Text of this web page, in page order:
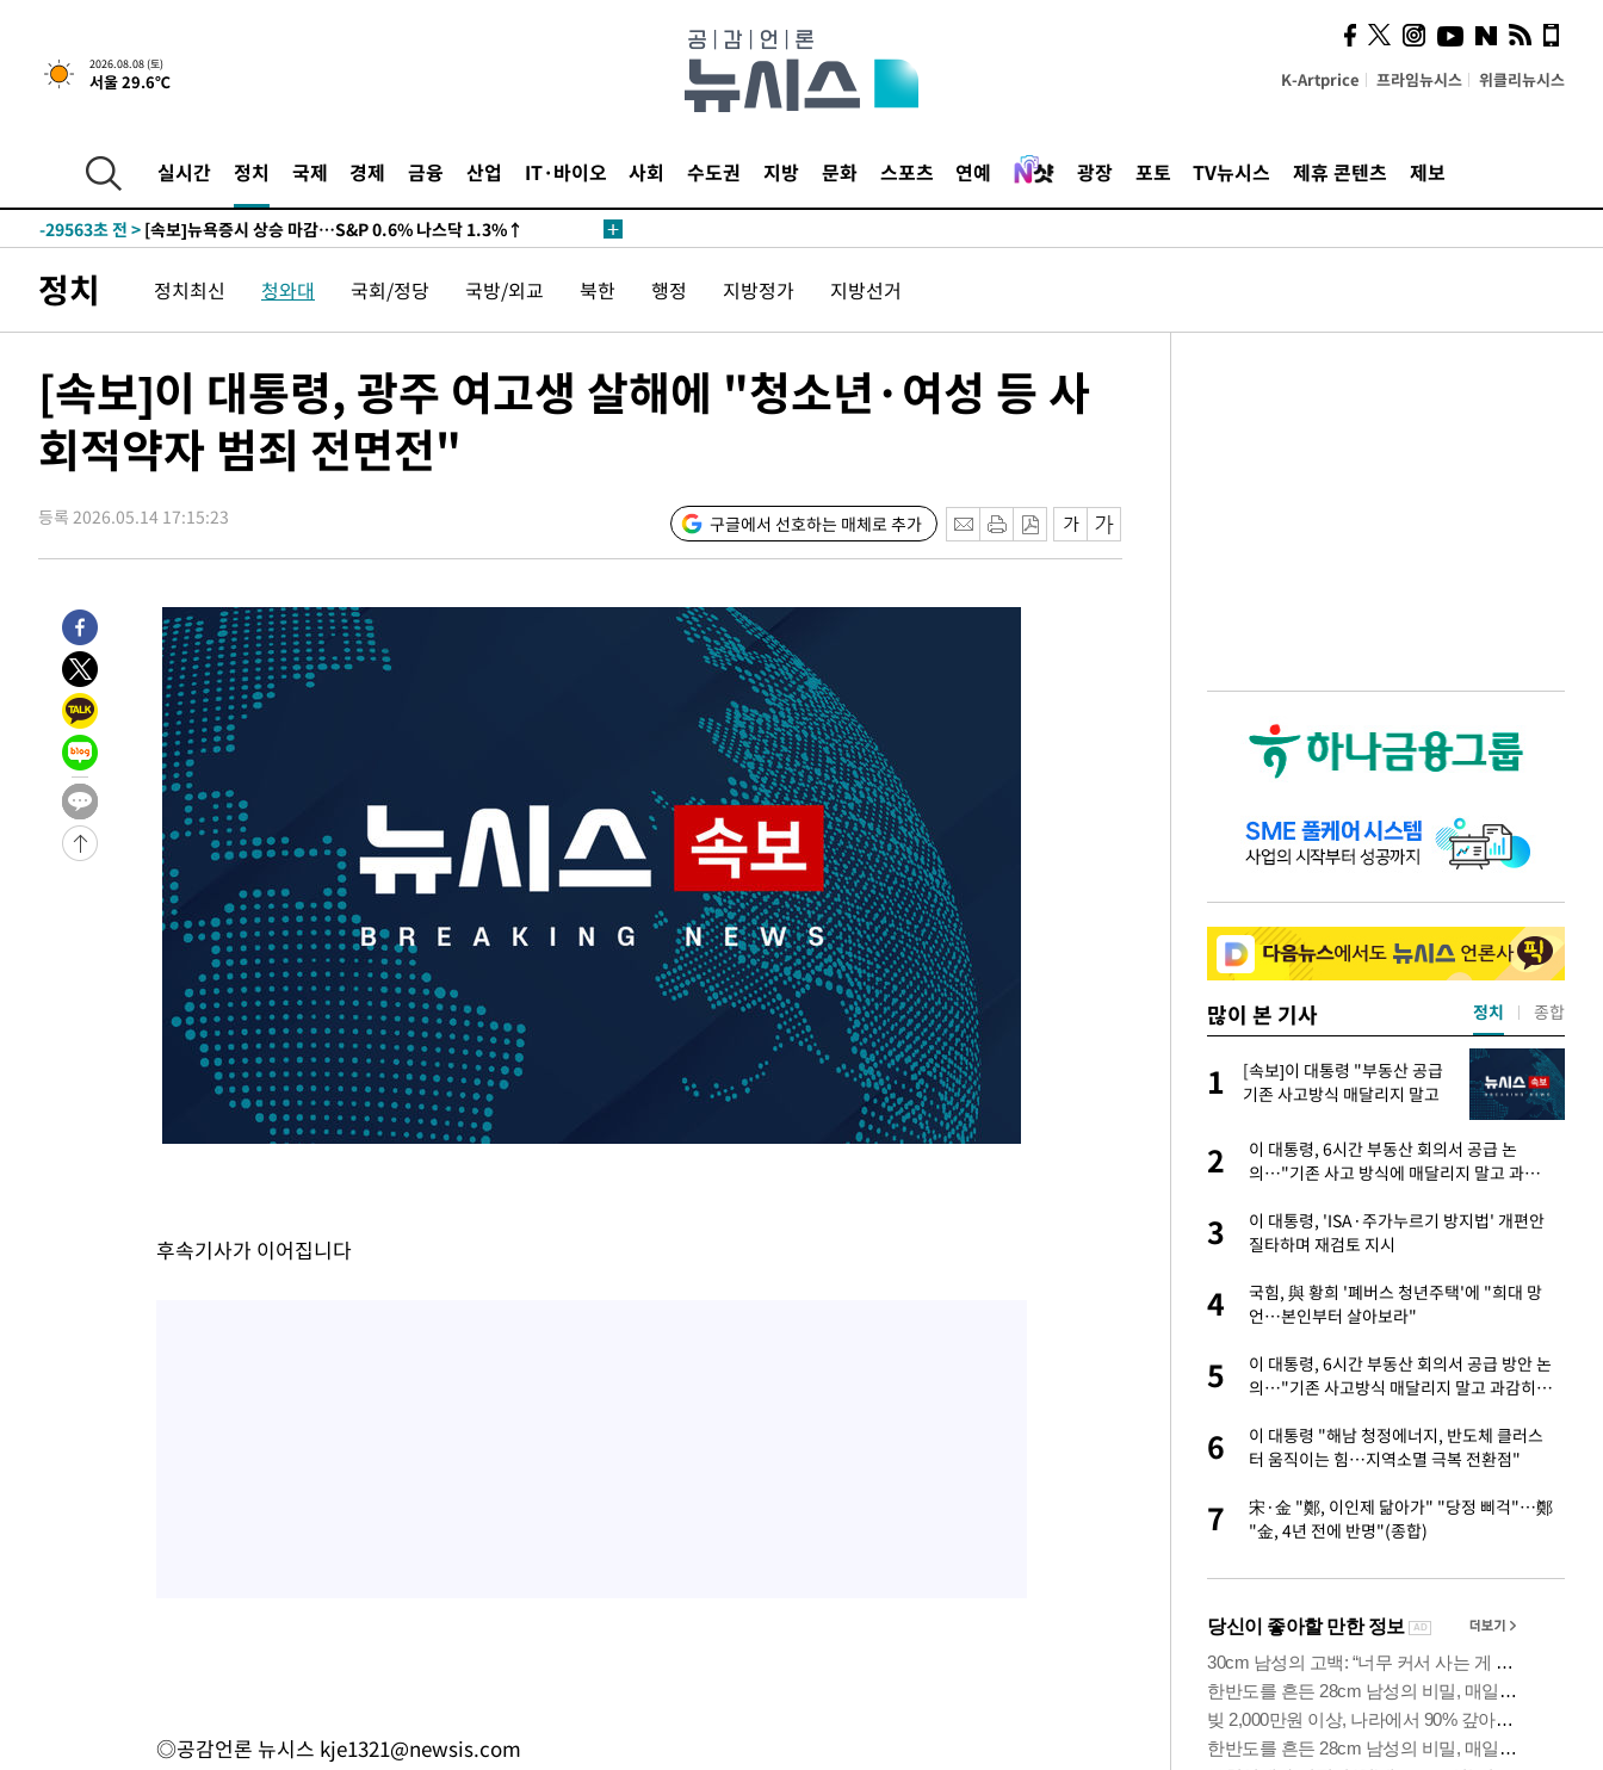
2026.08.08 (토)
서울 29.6℃ K-Artprice 프라임뉴시스 위클리뉴시스
실시간 정치 국제 경제 금융 산업 IT·바이오 사회 수도권 지방 문화 스포츠 연예 광장 포토 TV뉴시스 제휴 콘텐츠 제보
-29563초 전 > [속보]뉴욕증시 상승 마감…S&P 0.6% 나스닥 1.3%↑
정치 정치최신 청와대 국회/정당 국방/외교 북한 행정 지방정가 지방선거
[속보]이 대통령, 광주 여고생 살해에 "청소년·여성 등 사
회적약자 범죄 전면전"
등록 2026.05.14 17:15:23 구글에서 선호하는 매체로 추가
후속기사가 이어집니다
◎공감언론 뉴시스 kje1321@newsis.com
많이 본 기사
1
[단독]인천 부평구 아파트서
10대가 40대 친모 살해
'서준맘' 박세미, 연하 남자친구와 열애 "결혼
1
[속보]이 대통령 "부동산 공급
기존 사고방식 매달리지 말고
2
이 대통령, 6시간 부동산 회의서 공급 논
의…"기존 사고 방식에 매달리지 말고 과감
3
이 대통령, 'ISA·주가누르기 방지법' 개편안
질타하며 재검토 지시
4
국힘, 與 황희 '폐버스 청년주택'에 "희대 망
언…본인부터 살아보라"
5
이 대통령, 6시간 부동산 회의서 공급 방안 논
의…"기존 사고방식 매달리지 말고 과감히
6
이 대통령 "해남 청정에너지, 반도체 클러스
터 움직이는 힘…지역소멸 극복 전환점"
7
宋·金 "鄭, 이인제 닮아가" "당정 삐걱"…鄭
"金, 4년 전에 반명"(종합)
정치 종합